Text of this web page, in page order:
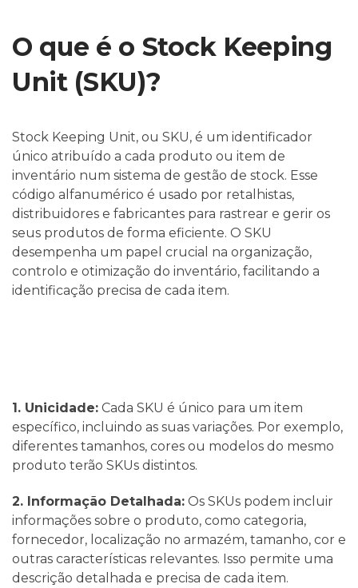
O que é o Stock Keeping
Unit (SKU)?
Stock Keeping Unit, ou SKU, é um identificador
único atribuído a cada produto ou item de
inventário num sistema de gestão de stock. Esse
código alfanumérico é usado por retalhistas,
distribuidores e fabricantes para rastrear e gerir os
seus produtos de forma eficiente. O SKU
desempenha um papel crucial na organização,
controlo e otimização do inventário, facilitando a
identificação precisa de cada item.
1. Unicidade: Cada SKU é único para um item
específico, incluindo as suas variações. Por exemplo,
diferentes tamanhos, cores ou modelos do mesmo
produto terão SKUs distintos.
2. Informação Detalhada: Os SKUs podem incluir
informações sobre o produto, como categoria,
fornecedor, localização no armazém, tamanho, cor e
outras características relevantes. Isso permite uma
descrição detalhada e precisa de cada item.